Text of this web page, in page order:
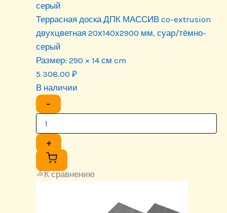
серый
Террасная доска ДПК МАССИВ co-extrusion
двухцветная 20х140х2900 мм, суар/тёмно-
серый
Размер: 290 × 14 см cm
5 308.00 ₽
В наличии
−
+
К сравнению